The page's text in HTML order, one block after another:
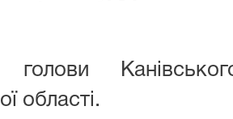
голови
області.